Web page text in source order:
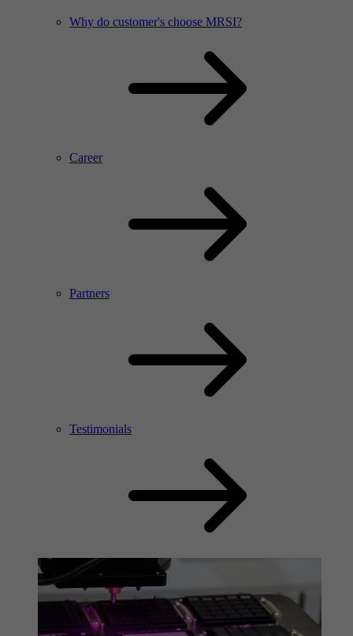
Why do customer's choose MRSI?
Career
Partners
Testimonials